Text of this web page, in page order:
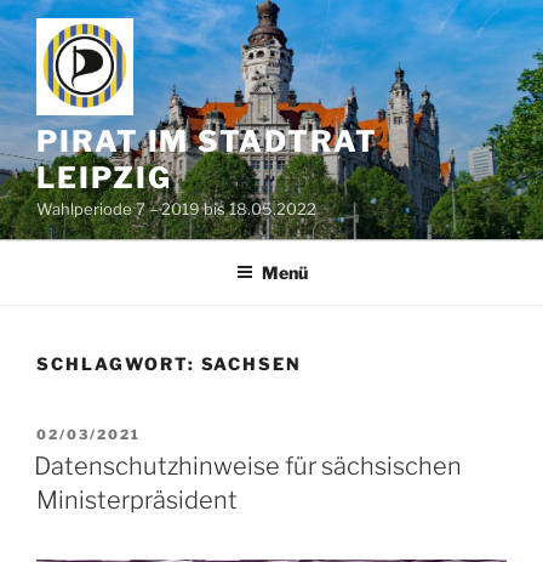
Zum
Inhalt
springen
PIRAT IM STADTRAT
LEIPZIG
Wahlperiode 7 – 2019 bis 18.05.2022
Menü
SCHLAGWORT: SACHSEN
VERÖFFENTLICHT
AM
02/03/2021
Datenschutzhinweise für sächsischen
Ministerpräsident